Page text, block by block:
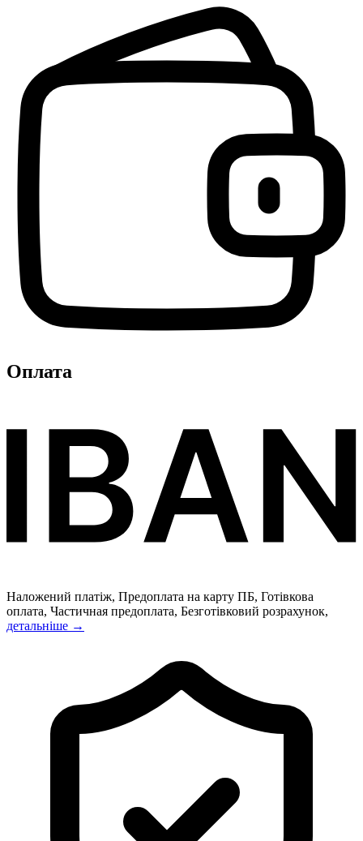
Оплата
Наложений платіж, Предоплата на карту ПБ, Готівкова
оплата, Частичная предоплата, Безготівковий розрахунок,
детальніше →